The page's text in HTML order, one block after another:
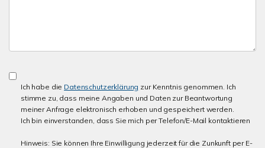
Ich habe die Datenschutzerklärung zur Kenntnis genommen. Ich
stimme zu, dass meine Angaben und Daten zur Beantwortung
meiner Anfrage elektronisch erhoben und gespeichert werden.
Ich bin einverstanden, dass Sie mich per Telefon/E-Mail kontaktieren
Hinweis: Sie können Ihre Einwilligung jederzeit für die Zunkunft per E-